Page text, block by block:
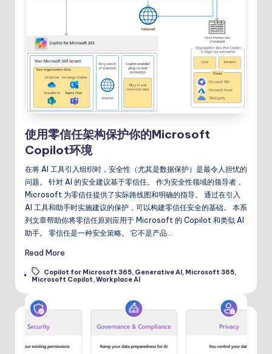
使用零信任架构保护你的Microsoft
Copilot环境
在将 AI 工具引入组织时，安全性（尤其是数据保护）是最令人担忧的
问题。 针对 AI 的安全建议基于零信任。 作为安全性领域的领导者，
Microsoft 为零信任提供了实际路线图和明确的指导。 通过在引入
AI 工具和助手时实施建议的保护，可以构建零信任安全的基础。 本系
列文章帮助你将零信任原则应用于 Microsoft 的 Copilot 和类似 AI
助手。 零信任是一种安全策略。 它不是产品…
Read More
Tags: Copilot for Microsoft 365, Generative AI, Microsoft 365,
Microsoft Copilot,Workplace AI